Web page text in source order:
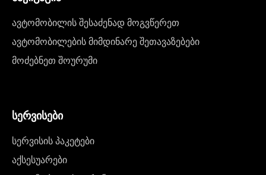
ავტომობილის შესაძენად მოგვწერეთ
ავტომობილების მიმდინარე შეთავაზებები
მოძებნეთ შოურუმი
სერვისები
სერვისის პაკეტები
აქსესუარები